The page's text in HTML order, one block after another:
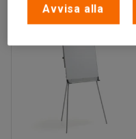
NYHET
Avvisa alla